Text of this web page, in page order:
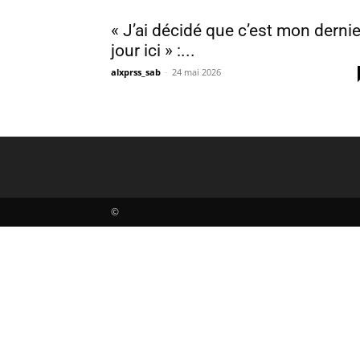
« J’ai décidé que c’est mon
jour ici » :...
alxprss_sab - 24 mai 2026
©